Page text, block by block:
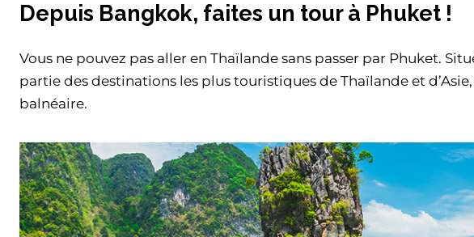
Depuis Bangkok, faites un tour à Phuket !
Vous ne pouvez pas aller en Thaïlande sans passer par Phuket.
partie des destinations les plus touristiques de Thaïlande et
balnéaire.